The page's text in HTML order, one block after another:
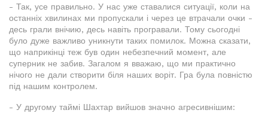
- Так, усе правильно. У нас уже ставалися ситуації, коли на
останніх хвилинах ми пропускали і через це втрачали очки -
десь грали внічию, десь навіть програвали. Тому сьогодні
було дуже важливо уникнути таких помилок. Можна сказати,
що наприкінці теж був один небезпечний момент, але
суперник не забив. Загалом я вважаю, що ми практично
нічого не дали створити біля наших воріт. Гра була повністю
під нашим контролем.
- У другому таймі Шахтар вийшов значно агресивнішим: